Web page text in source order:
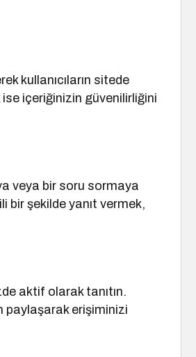
kullanıcıların sitede
ise içeriğinizin güvenilirliğini
veya bir soru sormaya
bir şekilde yanıt vermek,
aktif olarak tanıtın.
paylaşarak erişiminizi